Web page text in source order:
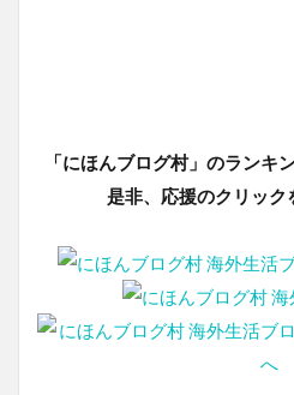
「にほんブログ村」のランキ
是非、応援のクリック